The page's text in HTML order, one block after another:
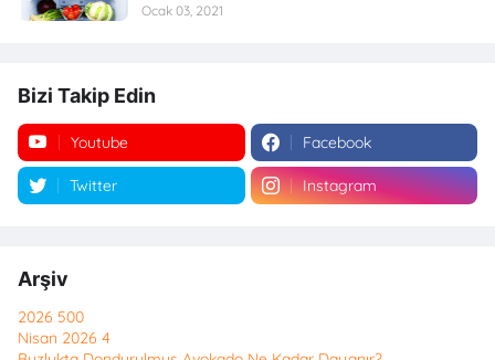
Ocak 03, 2021
Bizi Takip Edin
Youtube Facebook
Twitter Instagram
Arşiv
2026 500
Nisan 2026 4